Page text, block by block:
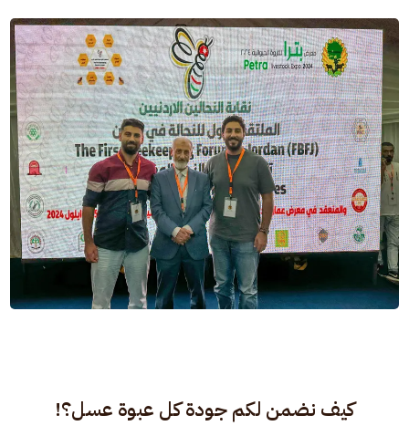
كيف نضمن لكم جودة كل عبوة عسل؟!